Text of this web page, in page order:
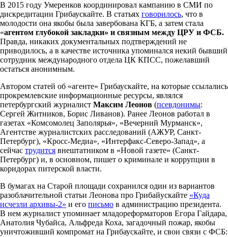
В 2015 году Умеренков координировал кампанию в СМИ по
дискредитации Грибаускайте. В статьях говорилось, что в
молодости она якобы была завербована КГБ, а затем стала
«агентом глубокой закладки» и связным между ЦРУ и ФСБ.
Правда, никаких документальных подтверждений не
приводилось, а в качестве источника упоминался некий бывший
сотрудник международного отдела ЦК КПСС, пожелавший
остаться анонимным.
Автором статей об «агенте» Грибаускайте, на которые ссылались
прокремлевские информационные ресурсы, являлся
петербургский журналист Максим Леонов (псевдонимы:
Сергей Житников, Борис Ливанов). Ранее Леонов работал в
газетах «Комсомолец Заполярья», «Вечерний Мурманск»,
Агентстве журналистских расследований (АЖУР, Санкт-
Петербург), «Кросс-Медиа», «Интерфакс-Северо-Запад», а
сейчас трудится внештатником в «Новой газете» (Санкт-
Петербург) и, в основном, пишет о криминале и коррупции в
коридорах питерской власти.
В бумагах на Старой площади сохранился один из вариантов
разоблачительной статьи Леонова про Грибайускайте «Куда
исчезли архивы-2» и его письмо в администрацию президента.
В нем журналист упоминает младореформаторов Егора Гайдара,
Анатолия Чубайса, Альфреда Коха, загадочный пожар, якобы
уничтоживший компромат на Грибаускайте, и свои связи с ФСБ: